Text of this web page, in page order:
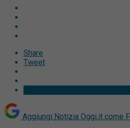
Share
Tweet
Aggiungi Notizia Oggi.it come